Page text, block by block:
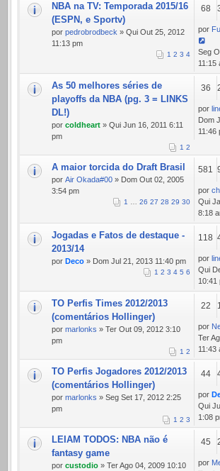
NBA na TV: Temporada 2015/16
(ESPN, e Sportv)
por pedrobrodbeck » Qui Out 25, 2012
11:13 pm
1 2 3 4
68
por
Seg
11:15
As 50 melhores séries de
playoffs da NBA (pg. 3 = LINKS
DL!)
por coldheart » Qui Jun 16, 2011 6:11
pm
1 2
36
por
Dom
11:46
A maior torcida do Draft Brasil
por Air Okada#00 » Dom Out 02, 2005
3:54 pm
1 … 26 27 28 29 30
581
por
Qui
8:18
Jogadas e Fatos de destaque -
2013/14
por Deco » Dom Jul 21, 2013 11:40 pm
1 2 3 4 5 6
118
por
Qui
10:41
TO Perfis Times 2012/2013
(comentários Hollinger)
por marlonks » Ter Out 09, 2012 3:10
pm
1 2
22
por
Ter
11:43
TO Perfis Jogadores 2012/2013
(comentários Hollinger)
por marlonks » Seg Set 17, 2012 2:25
pm
1 2 3
44
por
Qui
1:08
LEIAM TODOS: NBA não é
fantasy game
por custodio » Ter Ago 04, 2009 10:10
45
por